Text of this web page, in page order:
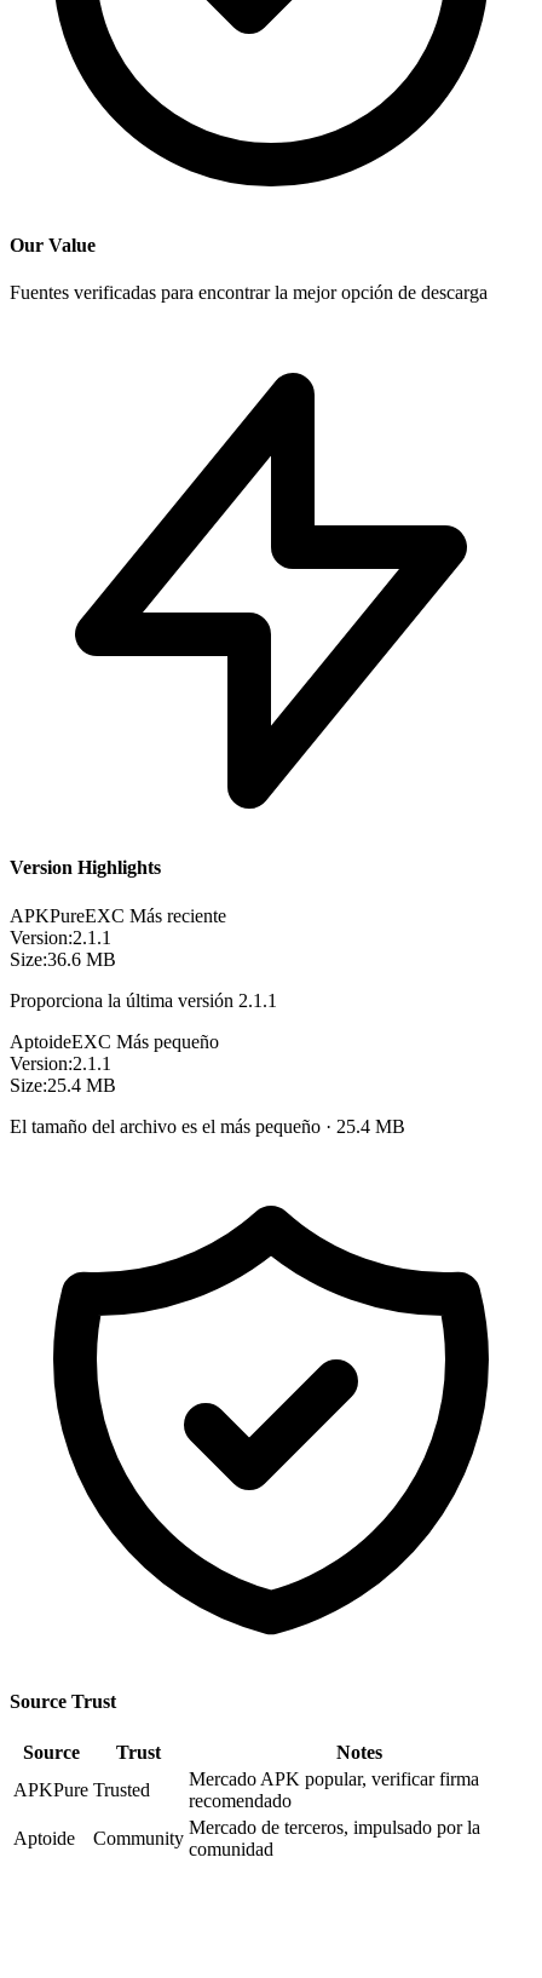
Our Value
Fuentes verificadas para encontrar la mejor opción de descarga
Version Highlights
APKPureEXC Más reciente
Version:2.1.1
Size:36.6 MB
Proporciona la última versión 2.1.1
AptoideEXC Más pequeño
Version:2.1.1
Size:25.4 MB
El tamaño del archivo es el más pequeño · 25.4 MB
Source Trust
Source Trust
Notes
APKPure Trusted
Mercado APK popular, verificar firma
recomendado
Aptoide
Community
Mercado de terceros, impulsado por la
comunidad